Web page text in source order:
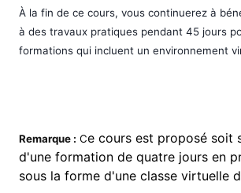
À la fin de ce cours, vous continuerez à
à des travaux pratiques pendant 45 jours
formations qui incluent un environnement
Remarque : Ce cours est proposé soit
d'une formation de quatre jours en
sous la forme d'une classe virtuelle